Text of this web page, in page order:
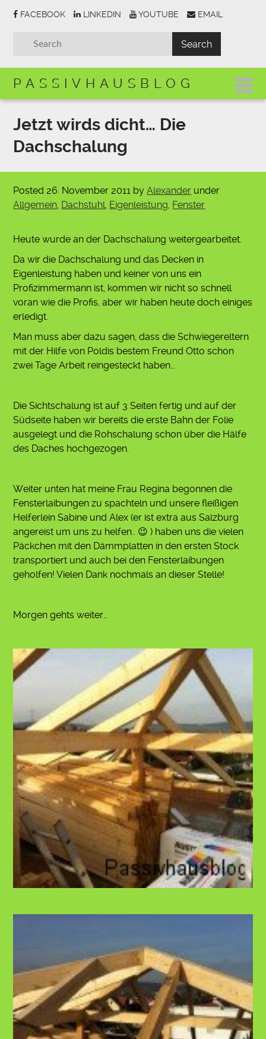
FACEBOOK LINKEDIN YOUTUBE EMAIL
PASSIVHAUSBLOG
Jetzt wirds dicht… Die
Dachschalung
Posted26. November 2011 byAlexander under
Allgemein, Dachstuhl, Eigenleistung, Fenster
Heute wurde an der Dachschalung weitergearbeitet.
Da wir die Dachschalung und das Decken in
Eigenleistung haben und keiner von uns ein
Profizimmermann ist, kommen wir nicht so schnell
voran wie die Profis, aber wir haben heute doch einiges
erledigt.
Man muss aber dazu sagen, dass die Schwiegereltern
mit der Hilfe von Poldis bestem Freund Otto schon
zwei Tage Arbeit reingesteckt haben…
Die Sichtschalung ist auf 3 Seiten fertig und auf der
Südseite haben wir bereits die erste Bahn der Folie
ausgelegt und die Rohschalung schon über die Hälfe
des Daches hochgezogen.
Weiter unten hat meine Frau Regina begonnen die
Fensterlaibungen zu spachteln und unsere fleißigen
Helferlein Sabine und Alex (er ist extra aus Salzburg
angereist um uns zu helfen.. 😉 ) haben uns die vielen
Päckchen mit den Dämmplatten in den ersten Stock
transportiert und auch bei den Fensterlaibungen
geholfen! Vielen Dank nochmals an dieser Stelle!
Morgen gehts weiter…